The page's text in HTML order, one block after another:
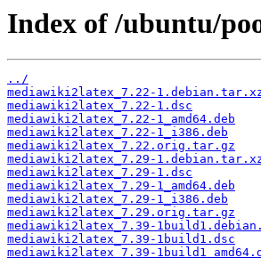
Index of /ubuntu/
../
mediawiki2latex_7.22-
mediawiki2latex_7.22-1.dsc
mediawiki2latex_7.22-1_amd64.deb
mediawiki2latex_7.22-1_i386.deb
mediawiki2latex_7.22.orig.tar.gz
mediawiki2latex_7.29-
mediawiki2latex_7.29-1.dsc
mediawiki2latex_7.29-1_amd64.deb
mediawiki2latex_7.29-1_i386.deb
mediawiki2latex_7.29.orig.tar.gz
mediawiki2latex_7.39-
mediawiki2latex_7.39-1build1.dsc
mediawiki2latex_7.39-